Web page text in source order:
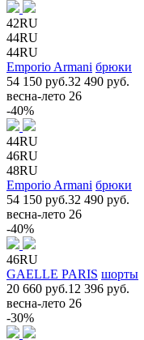
42RU
44RU
44RU
Emporio Armani брюки
54 150 руб.32 490 руб.
весна-лето 26
-40%
44RU
46RU
48RU
Emporio Armani брюки
54 150 руб.32 490 руб.
весна-лето 26
-40%
46RU
GAELLE PARIS шорты
20 660 руб.12 396 руб.
весна-лето 26
-30%